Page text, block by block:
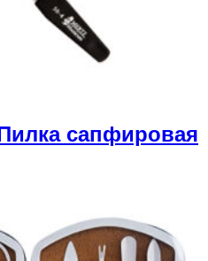
сапфировая